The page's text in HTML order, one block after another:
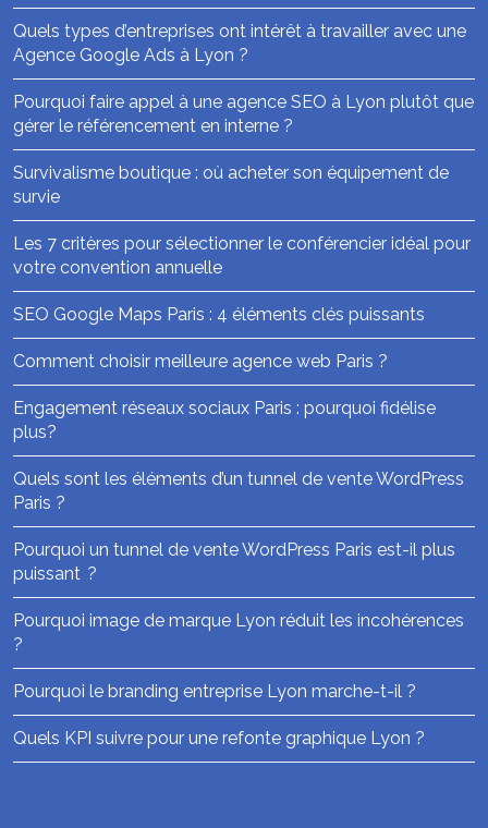
Quels types d’entreprises ont intérêt à travailler avec une
Agence Google Ads à Lyon ?
Pourquoi faire appel à une agence SEO à Lyon plutôt que
gérer le référencement en interne ?
Survivalisme boutique : où acheter son équipement de
survie
Les 7 critères pour sélectionner le conférencier idéal pour
votre convention annuelle
SEO Google Maps Paris : 4 éléments clés puissants
Comment choisir meilleure agence web Paris ?
Engagement réseaux sociaux Paris : pourquoi fidélise
plus?
Quels sont les éléments d’un tunnel de vente WordPress
Paris ?
Pourquoi un tunnel de vente WordPress Paris est-il plus
puissant ?
Pourquoi image de marque Lyon réduit les incohérences
?
Pourquoi le branding entreprise Lyon marche-t-il ?
Quels KPI suivre pour une refonte graphique Lyon ?